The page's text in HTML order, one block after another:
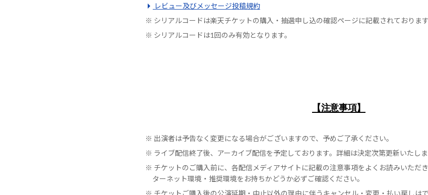
レビュー及びメッセージ投稿規約
シリアルコードは楽天チケットの購入・抽選申し込の確認ページに記載されております
シリアルコードは1回のみ有効となります。
【注意事項】
出演者は予告なく変更になる場合がございますので、予めご了承ください。
ライブ配信終了後、アーカイブ配信を予定しております。詳細は決定次第更新いたしま
チケットのご購入前に、各配信メディアサイトに記載の注意事項をよくお読みいただ
ターネット環境・推奨環境をお持ちかどうか必ずご確認ください。